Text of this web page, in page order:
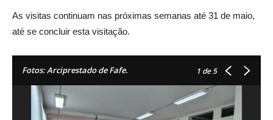
As visitas continuam nas próximas semanas até 31 de maio,
até se concluir esta visitação.
Fotos: Arciprestado de Fafe. 1 de 5